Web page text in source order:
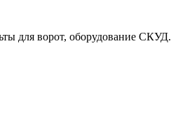
для ворот, оборудование СКУД.